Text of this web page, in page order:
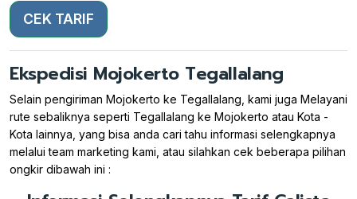
CEK TARIF
Ekspedisi Mojokerto Tegallalang
Selain pengiriman Mojokerto ke Tegallalang, kami juga Melayani
rute sebaliknya seperti Tegallalang ke Mojokerto atau Kota -
Kota lainnya, yang bisa anda cari tahu informasi selengkapnya
melalui team marketing kami, atau silahkan cek beberapa pilihan
ongkir dibawah ini :